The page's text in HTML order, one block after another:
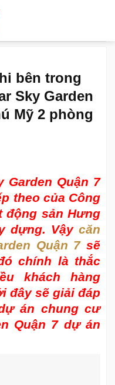
bên trong
Sky Garden
Mỹ 2 phòng
Garden Quận 7
theo của Công
động sản Hưng
dựng. Vậy căn
Quận 7sẽ
chính là thắc
khách hàng
đây sẽ giải đáp
án chung cư
Quận 7 dự án